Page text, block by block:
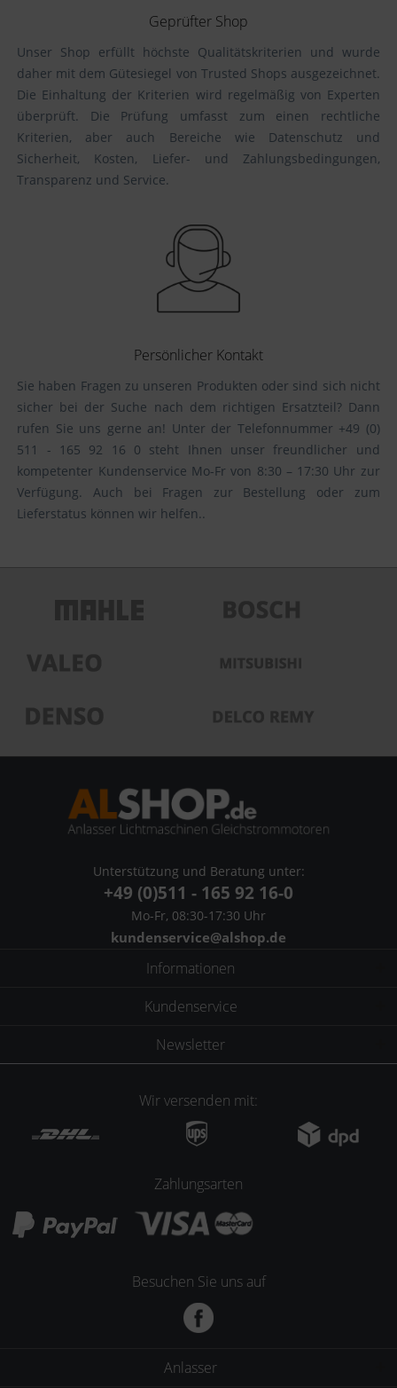
Geprüfter Shop
Unser Shop erfüllt höchste Qualitätskriterien und wurde
daher mit dem Gütesiegel von Trusted Shops ausgezeichnet.
Die Einhaltung der Kriterien wird regelmäßig von Experten
überprüft. Die Prüfung umfasst zum einen rechtliche
Kriterien, aber auch Bereiche wie Datenschutz und
Sicherheit, Kosten, Liefer- und Zahlungsbedingungen,
Transparenz und Service.
Persönlicher Kontakt
Sie haben Fragen zu unseren Produkten oder sind sich nicht
sicher bei der Suche nach dem richtigen Ersatzteil? Dann
rufen Sie uns gerne an! Unter der Telefonnummer +49 (0)
511 - 165 92 16 0 steht Ihnen unser freundlicher und
kompetenter Kundenservice Mo-Fr von 8:30 – 17:30 Uhr zur
Verfügung. Auch bei Fragen zur Bestellung oder zum
Lieferstatus können wir helfen..
Unterstützung und Beratung unter:
+49 (0)511 - 165 92 16-0
Mo-Fr, 08:30-17:30 Uhr
kundenservice@alshop.de
Informationen
Kundenservice
Newsletter
Wir versenden mit:
Zahlungsarten
Besuchen Sie uns auf
Anlasser